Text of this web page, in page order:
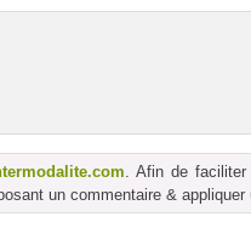
. Afin de
un commentaire & appliquer